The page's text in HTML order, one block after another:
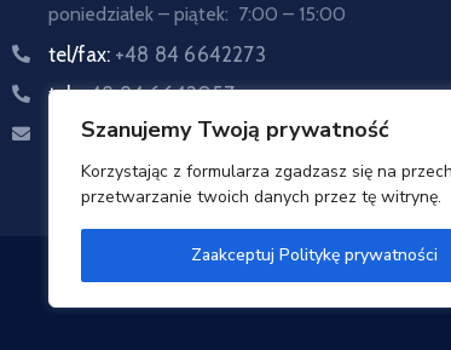
Szanujemy Twoją prywatność
Korzystając z formularza zgadzasz się na
przetwarzanie twoich danych przez tę witrynę.
Zaakceptuj Politykę prywatności
poniedziałek – piątek: 7:00 – 15:00
tel/fax: +48 84 6642273
tel:+48 84 6642057
Email:sekretariat@zdptomaszow.pl